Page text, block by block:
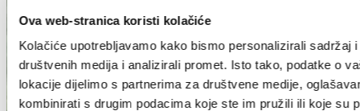
Ova web-stranica koristi kolačiće
Kolačiće upotrebljavamo kako bismo personalizirali sadržaj
društvenih medija i analizirali promet. Isto tako, podatke o
lokacije dijelimo s partnerima za društvene medije,
kombinirati s drugim podacima koje ste im pružili ili koje su